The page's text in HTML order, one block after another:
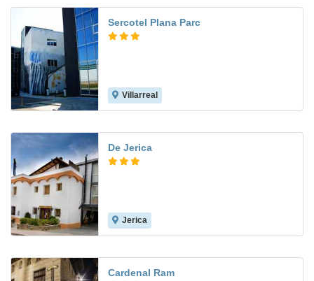
Sercotel Plana Parc
Villarreal
De Jerica
Jerica
Cardenal Ram